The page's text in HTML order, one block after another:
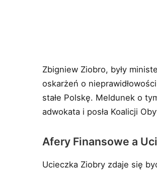
Zbigniew Ziobro, były
oskarżeń o
stałe Polskę. Meldunek o
adwokata i posła Koalicji
Afery Finansowe a
Ucieczka Ziobry zdaje się